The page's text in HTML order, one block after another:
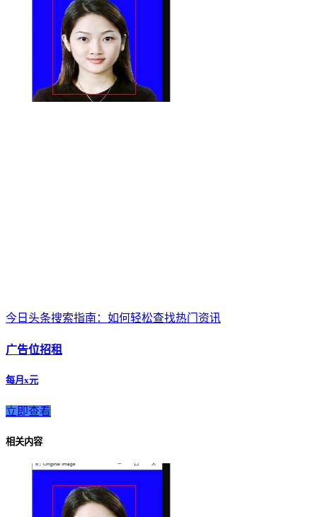
今日头条搜索指南：如何轻松查找热门资讯
广告位招租
每月x元
立即查看
相关内容